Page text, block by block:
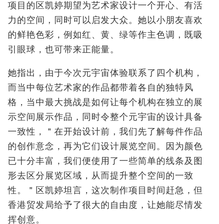
项目的 区凯婷期望为艺术家设计一个开心、有活
力的空间，同时可以启发大众。她以小朋友喜欢
的鲜艳色彩，例如红、黄、绿等作主色调，既吸
引眼球，也可带来正能量。
她指出，由于今次元宇宙体验联系了四个机构，
而当中每位艺术家的作品都带着各自的独特风
格，当中最大挑战是如何让每个机构在独立的展
示空间展示作品，同时令整个元宇宙的设计具备
一致性，＂在开始设计前，我们先了解每件作品
的创作意念，再为它们设计展览空间。因为颜色
已十分丰富，我们便使用了一些简单的线条及图
形去区分展览区域，从而提升整个空间的一致
性。＂ 区凯婷坦言，这次制作项目时间赶急，但
香港贸发局给予了很大的自由度，让她能尽情发
挥创意。